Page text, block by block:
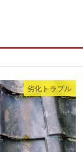
劣化トラブル